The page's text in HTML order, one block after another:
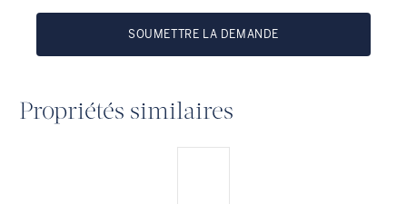
SOUMETTRE LA DEMANDE
Propriétés similaires